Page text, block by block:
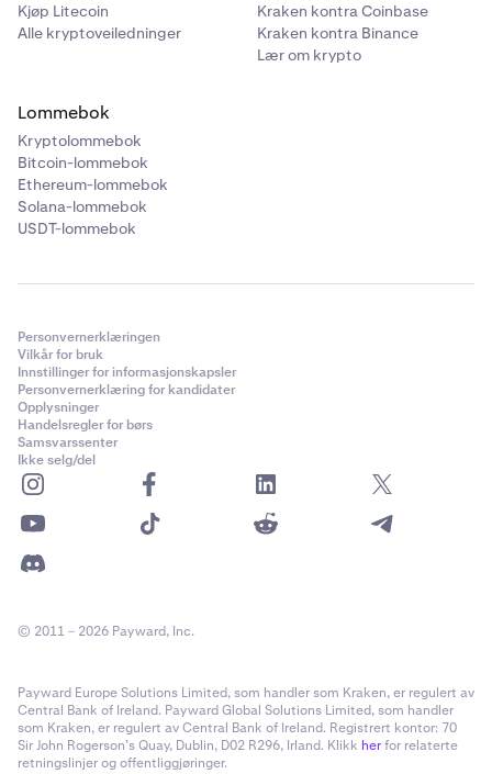
Kjøp Litecoin
Alle kryptoveiledninger
Kraken kontra Coinbase
Kraken kontra Binance
Lær om krypto
Lommebok
Kryptolommebok
Bitcoin-lommebok
Ethereum-lommebok
Solana-lommebok
USDT-lommebok
Personvernerklæringen
Vilkår for bruk
Innstillinger for informasjonskapsler
Personvernerklæring for kandidater
Opplysninger
Handelsregler for børs
Samsvarssenter
Ikke selg/del
© 2011 – 2026 Payward, Inc.
Payward Europe Solutions Limited, som handler som Kraken, er regulert av
Central Bank of Ireland. Payward Global Solutions Limited, som handler
som Kraken, er regulert av Central Bank of Ireland. Registrert kontor: 70
Sir John Rogerson’s Quay, Dublin, D02 R296, Irland. Klikk herfor relaterte
retningslinjer og offentliggjøringer.